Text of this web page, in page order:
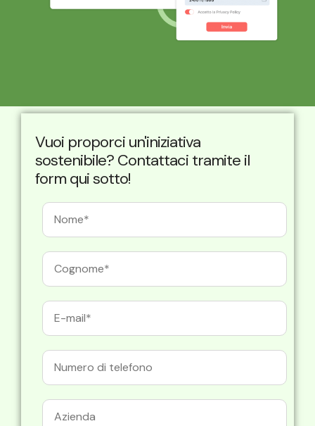
Vuoi proporci un'iniziativa
sostenibile? Contattaci tramite il
form qui sotto!